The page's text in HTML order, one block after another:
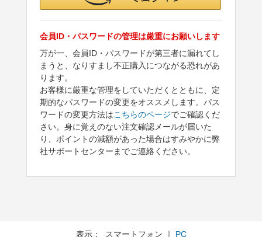
会員ID・パスワードの管理は厳重にお願いします
万が一、会員ID・パスワードが第三者に漏れてし
まうと、なりすまし不正購入につながる恐れがあ
ります。
お客様に厳重な管理をしていただくとともに、定
期的なパスワードの変更をオススメします。パス
ワードの変更方法はこちらのページでご確認くだ
さい。身に覚えのない注文確認メールが届いた
り、ポイントの減額があった場合はすみやかに弊
社サポートセンターまでご連絡ください。
表示： スマートフォン ｜ PC